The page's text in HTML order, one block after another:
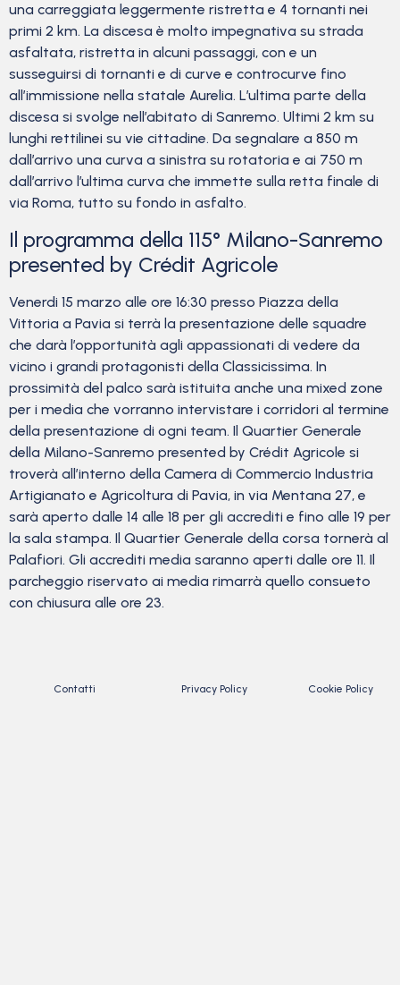
una carreggiata leggermente ristretta e 4 tornanti nei
primi 2 km. La discesa è molto impegnativa su strada
asfaltata, ristretta in alcuni passaggi, con e un
susseguirsi di tornanti e di curve e controcurve fino
all’immissione nella statale Aurelia. L’ultima parte della
discesa si svolge nell’abitato di Sanremo. Ultimi 2 km su
lunghi rettilinei su vie cittadine. Da segnalare a 850 m
dall’arrivo una curva a sinistra su rotatoria e ai 750 m
dall’arrivo l’ultima curva che immette sulla retta finale di
via Roma, tutto su fondo in asfalto.
Il programma della 115° Milano-Sanremo
presented by Crédit Agricole
Venerdi 15 marzo alle ore 16:30 presso Piazza della
Vittoria a Pavia si terrà la presentazione delle squadre
che darà l’opportunità agli appassionati di vedere da
vicino i grandi protagonisti della Classicissima. In
prossimità del palco sarà istituita anche una mixed zone
per i media che vorranno intervistare i corridori al termine
della presentazione di ogni team. Il Quartier Generale
della Milano-Sanremo presented by Crédit Agricole si
troverà all’interno della Camera di Commercio Industria
Artigianato e Agricoltura di Pavia, in via Mentana 27, e
sarà aperto dalle 14 alle 18 per gli accrediti e fino alle 19 per
la sala stampa. Il Quartier Generale della corsa tornerà al
Palafiori. Gli accrediti media saranno aperti dalle ore 11. Il
parcheggio riservato ai media rimarrà quello consueto
con chiusura alle ore 23.
Contatti Privacy Policy Cookie Policy